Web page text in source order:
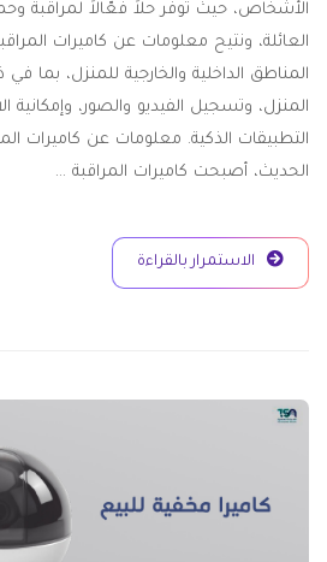
الأشخاص، حيث توفر حلاً فعّالاً لمراقبة
العائلة، ونتيح معلومات عن كاميرات
المناطق الداخلية والخارجية للمنزل، بما
المنزل، وتسجيل الفيديو والصور، وإمكانية
التطبيقات الذكية. معلومات عن كاميرات
الحديث، أصبحت كاميرات المراقبة …
الاستمرار بالقراءة